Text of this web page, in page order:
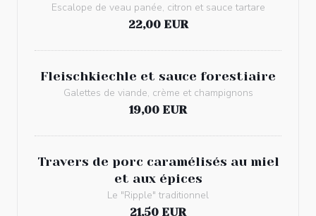
Escalope de veau panée, citron et sauce tartare
22,00 EUR
Fleischkiechle et sauce forestiaire
Galettes de viande, crème et champignons
19,00 EUR
Travers de porc caramélisés au miel
et aux épices
Le "Ripple" traditionnel
21,50 EUR